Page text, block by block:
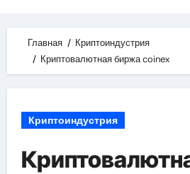
Главная
Криптоиндустрия
Криптовалютная биржа coinex
Криптоиндустрия